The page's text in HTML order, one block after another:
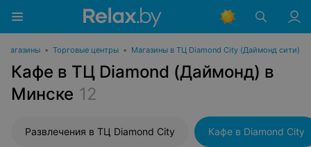
магазины • Торговые центры • Магазины в ТЦ Diamond City (Даймонд сити)
Кафе в ТЦ Diamond (Даймонд) в
Минске 12
Развлечения в ТЦ Diamond City Кафе в Diamond City